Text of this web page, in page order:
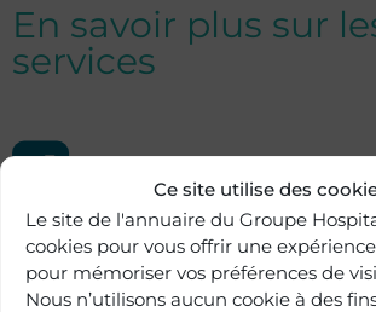
Ce site utilise des
Le site de l'annuaire du Groupe
cookies pour vous offrir une
pour mémoriser vos préférences de
Nous n’utilisons aucun cookie à des
En savoir plus sur
services
Cardiologie adulte
Hôpital Paris Saint-Joseph